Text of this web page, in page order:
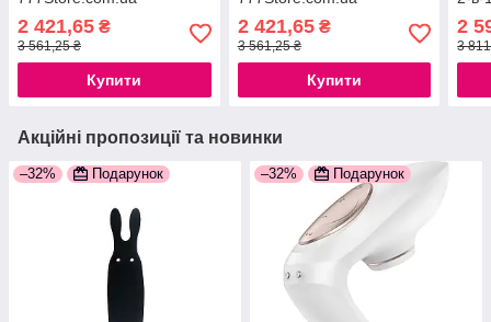
2 421,65 ₴
3 561,25 ₴
Купити
2 421,65₴
3 561,25 ₴
Купити
2
3
Акційні пропозиції та новинки
–32% Подарунок –32% Подарунок